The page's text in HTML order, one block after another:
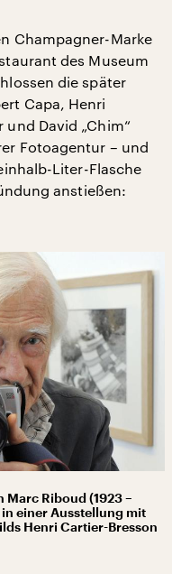
Champagner-Marke
des Museum
die später
Capa, Henri
und David „Chim“
Fotoagentur – und
Liter-Flasche
anstießen:
Marc Riboud (1923 –
einer Ausstellung mit
Henri Cartier-Bresson